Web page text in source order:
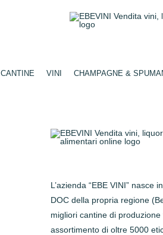
CANTINE VINI CHAMPAGNE &
L’azienda “EBE VINI”
DOC della propria regione
migliori cantine di
assortimento di oltre 5000